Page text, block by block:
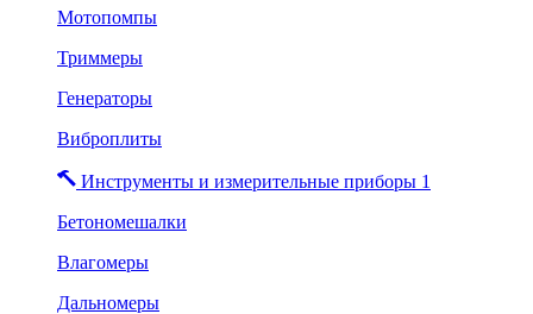
Мотопомпы
Триммеры
Генераторы
Виброплиты
Инструменты и измерительные приборы 1
Бетономешалки
Влагомеры
Дальномеры